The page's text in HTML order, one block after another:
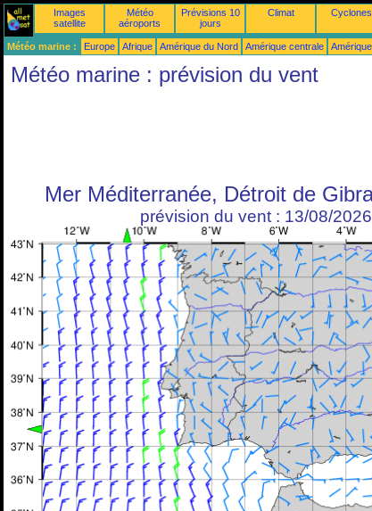
Images
satellite
Météo
aéroports
Prévisions 10
jours
Climat Cyclones
Météo marine : Europe Afrique Amérique du Nord Amérique centrale
Météo marine : prévision du vent
Mer Méditerranée, Détroit de
prévision du vent : 13/08/